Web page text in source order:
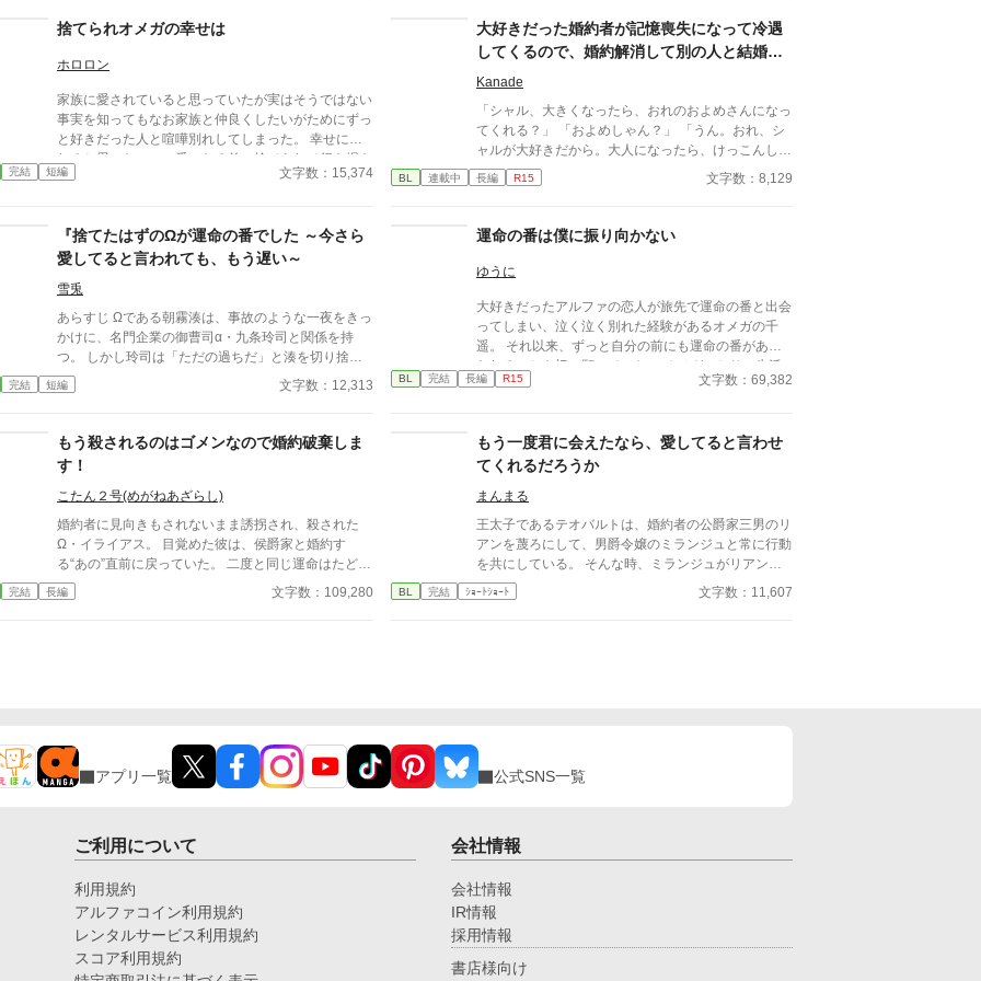
す『発情期』は辛いよ…。 ーーーーーーーーーーー
です。
く、けれどどこか薄情な笑みを浮かべながら、一枚の
小切手を私に投げ渡す。 「長い間、俺に従ってきた
んだから、君を傷つけたりはしない。」 「結婚の日
には招待状を送る。必ず来て、席につけよ。」 --- い
くつかのコメントを拝見し、大変申し訳なく思ってお
ります。 私は現在日本語を勉強しており、この文章
はAI作品ではありませんが、 一部に翻訳ソフトを使
用しています。 もし読んでくださる中で日本語のお
かしな点をご指摘いただけましたら、 本当にありが
捨てられオメガの幸せは
ホロロン
家族に愛されていると思っていたが実はそうではない
事実を知ってもなお家族と仲良くしたいがためにずっ
と好きだった人と喧嘩別れしてしまった。 幸せにな
れると思ったのに…番になる前に捨てられて行き場を
なくした時に会ったのは、あの大好きな彼だった。
完結 短編 文字数：15,374
大好きだった婚約者が記憶喪失になって冷遇
してくるので、婚約解消して別の人と結婚し
ます
Kanade
「シャル、大きくなったら、おれのおよめさんになっ
てくれる？」 「およめしゃん？」 「うん。おれ、シ
ャルが大好きだから。大人になったら、けっこんして
ください」 「うん！ シャルもリュシーしゃま、だ
いしゅき！ およめしゃん、なる！」 ✩ ✩ ✩
は、シャーロットが十二歳、リュシオンが十七歳のと
き。 それから三年。リュシオンが事故により記憶
喪失になったことで、全てが狂っていく――。 ―
ない世界観なので、女性やβといった概念は出てきま
せん。 ✻独自設定の異世界オメガバースです。 ✻4話
までは毎日更新。その後は週3話の更新を目指しま
す。執筆しながらの更新、遅筆なのでゆっくりペース
にはなりますが、完結は保証いたします。 ☆8/7 0時
BL 連載中 長編 R15 文字数：8,129
『捨てたはずのΩが運命の番でした ～今さら
愛してると言われても、もう遅い～
雪兎
あらすじ Ωである朝霧湊は、事故のような一夜をきっ
かけに、名門企業の御曹司α・九条玲司と関係を持
つ。 しかし玲司は「ただの過ちだ」と湊を切り捨
て、政略結婚のためβの婚約者との未来を選んだ。 深
く傷ついた湊は、彼の前から姿を消す。 数か月後―
『遅咲きΩ』として覚醒する。 その瞬間、玲司は初め
て湊こそが運命の番だったと知る。 「戻ってきてく
れ」 今さら必死に追いかけてくる玲司。 だが湊の隣
には、自分を支え続けてくれた医師のα・神崎伊織が
いた。 「あなたは俺を捨てたでしょう」 後悔に苦し
むα、執着する第二のα、そして希少Ωを巡る陰謀。
もう二度と傷つきたくないΩが最後に選ぶ相手とは―
―。 捨てた側の後悔と執着が加速する、すれ違いオ
メガバースBL。
完結 短編 文字数：12,313
運命の番は僕に振り向かない
ゆうに
大好きだったアルファの恋人が旅先で運命の番と出会
ってしまい、泣く泣く別れた経験があるオメガの千
遥。 それ以来、ずっと自分の前にも運命の番があら
われることを切に願っていた。 オメガひとりの生活
は苦しく、千遥は仕方なく身体を売って稼ぐことを決
けた。 ところが視線が確かに合ったのに運命の番は
千遥を避けるように去っていく。彼の隣には美しいオ
が主人公です。 ふんわり現代、ふんわりオメガバー
ス、設定がふんわりしてます。 完結しました！あり
がとうございました。
BL 完結 長編 R15 文字数：69,382
もう殺されるのはゴメンなので婚約破棄しま
す！
こたん２号(めがねあざらし)
婚約者に見向きもされないまま誘拐され、殺された
Ω・イライアス。 目覚めた彼は、侯爵家と婚約す
る“あの”直前に戻っていた。 二度と同じ運命はたどり
たくない。 家族のために婚約は受け入れるが、なん
とか相手に嫌われて破談を狙うことに決める。 だが
完結 長編 文字数：109,280
もう一度君に会えたなら、愛してると言わせ
てくれるだろうか
まんまる
王太子であるテオバルトは、婚約者の公爵家三男のリ
アンを蔑ろにして、男爵令嬢のミランジュと常に行動
を共にしている。 そんな時、ミランジュがリアンの
差し金で酷い目にあったと泣きついて来た。 テオバ
ルトはリアンの弁解も聞かず、一方的に責めてしま
BL 完結 ｼｮｰﾄｼｮｰﾄ 文字数：11,607
アプリ一覧 公式SNS一覧
ご利用について
利用規約
アルファコイン利用規約
レンタルサービス利用規約
スコア利用規約
会社情報
会社情報
IR情報
採用情報
書店様向け